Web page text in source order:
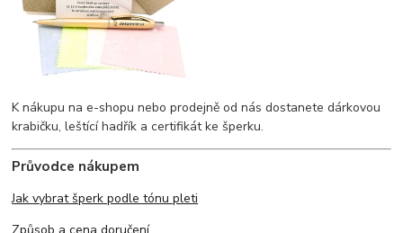
K nákupu na e-shopu nebo prodejně od nás dostanete dárkovou
krabičku, leštící hadřík a certifikát ke šperku.
Průvodce nákupem
Jak vybrat šperk podle tónu pleti
Způsob a cena doručení